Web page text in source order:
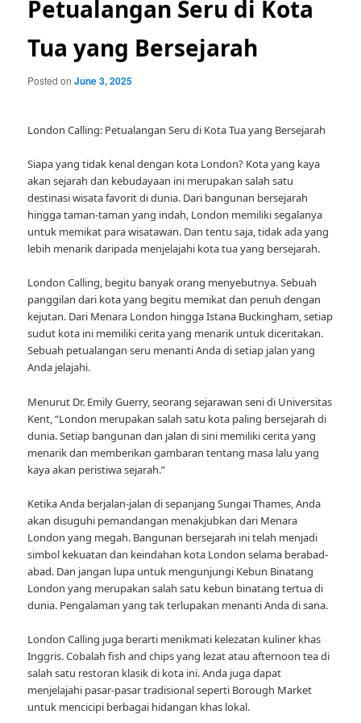
Petualangan Seru di Kota
Tua yang Bersejarah
Posted onJune 3, 2025
London Calling: Petualangan Seru di Kota Tua yang Bersejarah
Siapa yang tidak kenal dengan kota London? Kota yang kaya
akan sejarah dan kebudayaan ini merupakan salah satu
destinasi wisata favorit di dunia. Dari bangunan bersejarah
hingga taman-taman yang indah, London memiliki segalanya
untuk memikat para wisatawan. Dan tentu saja, tidak ada yang
lebih menarik daripada menjelajahi kota tua yang bersejarah.
London Calling, begitu banyak orang menyebutnya. Sebuah
panggilan dari kota yang begitu memikat dan penuh dengan
kejutan. Dari Menara London hingga Istana Buckingham, setiap
sudut kota ini memiliki cerita yang menarik untuk diceritakan.
Sebuah petualangan seru menanti Anda di setiap jalan yang
Anda jelajahi.
Menurut Dr. Emily Guerry, seorang sejarawan seni di Universitas
Kent, “London merupakan salah satu kota paling bersejarah di
dunia. Setiap bangunan dan jalan di sini memiliki cerita yang
menarik dan memberikan gambaran tentang masa lalu yang
kaya akan peristiwa sejarah.”
Ketika Anda berjalan-jalan di sepanjang Sungai Thames, Anda
akan disuguhi pemandangan menakjubkan dari Menara
London yang megah. Bangunan bersejarah ini telah menjadi
simbol kekuatan dan keindahan kota London selama berabad-
abad. Dan jangan lupa untuk mengunjungi Kebun Binatang
London yang merupakan salah satu kebun binatang tertua di
dunia. Pengalaman yang tak terlupakan menanti Anda di sana.
London Calling juga berarti menikmati kelezatan kuliner khas
Inggris. Cobalah fish and chips yang lezat atau afternoon tea di
salah satu restoran klasik di kota ini. Anda juga dapat
menjelajahi pasar-pasar tradisional seperti Borough Market
untuk mencicipi berbagai hidangan khas lokal.